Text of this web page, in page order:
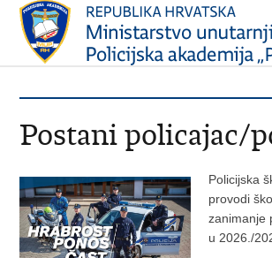
Postani policajac/
Policijska
provodi
zanimanje
u 2026./